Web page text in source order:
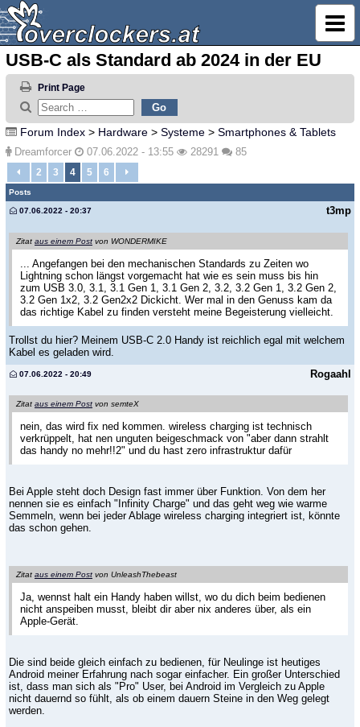
USB-C als Standard ab 2024 in der EU
Print Page
Forum Index > Hardware > Systeme > Smartphones & Tablets
Dreamforcer 07.06.2022 - 13:55 28291 85
2 3 4 5 6
Posts
t3mp
07.06.2022 - 20:37
Zitat aus einem Post von WONDERMIKE
... Angefangen bei den mechanischen Standards zu Zeiten wo
Lightning schon längst vorgemacht hat wie es sein muss bis hin
zum USB 3.0, 3.1, 3.1 Gen 1, 3.1 Gen 2, 3.2, 3.2 Gen 1, 3.2 Gen 2,
3.2 Gen 1x2, 3.2 Gen2x2 Dickicht. Wer mal in den Genuss kam da
das richtige Kabel zu finden versteht meine Begeisterung vielleicht.
Trollst du hier? Meinem USB-C 2.0 Handy ist reichlich egal mit welchem
Kabel es geladen wird.
Rogaahl
07.06.2022 - 20:49
Zitat aus einem Post von semteX
nein, das wird fix ned kommen. wireless charging ist technisch
verkrüppelt, hat nen unguten beigeschmack von "aber dann strahlt
das handy no mehr!!2" und du hast zero infrastruktur dafür
Bei Apple steht doch Design fast immer über Funktion. Von dem her
nennen sie es einfach "Infinity Charge" und das geht weg wie warme
Semmeln, wenn bei jeder Ablage wireless charging integriert ist, könnte
das schon gehen.
Zitat aus einem Post von UnleashThebeast
Ja, wennst halt ein Handy haben willst, wo du dich beim bedienen
nicht anspeiben musst, bleibt dir aber nix anderes über, als ein
Apple-Gerät.
Die sind beide gleich einfach zu bedienen, für Neulinge ist heutiges
Android meiner Erfahrung nach sogar einfacher. Ein großer Unterschied
ist, dass man sich als "Pro" User, bei Android im Vergleich zu Apple
nicht dauernd so fühlt, als ob einem dauern Steine in den Weg gelegt
werden.